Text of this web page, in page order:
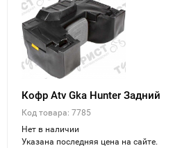
Кофр Atv Gka Hunter Задний
Код товара: 7785
Нет в наличии
Указана последняя цена на сайте.